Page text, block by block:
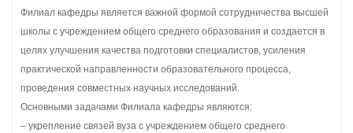
Филиал кафедры является важной формой сотрудничества высшей
школы с учреждением общего среднего образования и создается в
целях улучшения качества подготовки специалистов, усиления
практической направленности образовательного процесса,
проведения совместных научных исследований.
Основными задачами Филиала кафедры являются:
– укрепление связей вуза с учреждением общего среднего